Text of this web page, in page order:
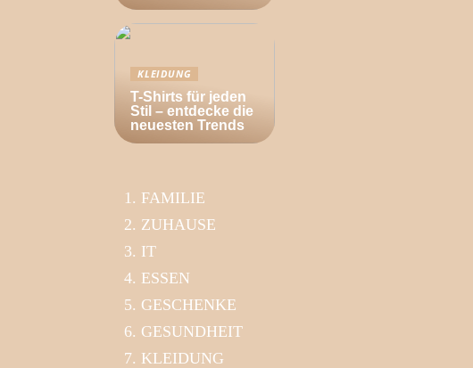
KLEIDUNG
T-Shirts für jeden
Stil – entdecke die
neuesten Trends
FAMILIE
ZUHAUSE
IT
ESSEN
GESCHENKE
GESUNDHEIT
KLEIDUNG